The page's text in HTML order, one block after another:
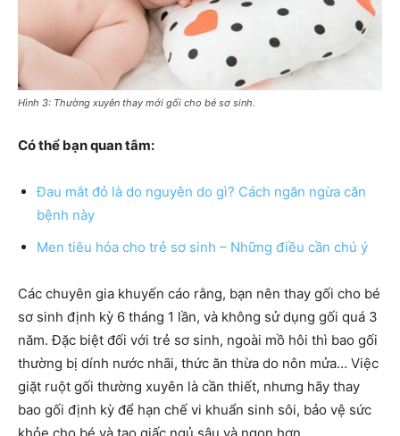
Hình 3: Thường xuyên thay mới gối cho bé sơ sinh.
Có thể bạn quan tâm:
Đau mắt đỏ là do nguyên do gì? Cách ngăn ngừa căn
bệnh này
Men tiêu hóa cho trẻ sơ sinh – Những điều cần chú ý
Các chuyên gia khuyến cáo rằng, bạn nên thay gối cho bé
sơ sinh định kỳ 6 tháng 1 lần, và không sử dụng gối quá 3
năm. Đặc biệt đối với trẻ sơ sinh, ngoài mồ hôi thì bao gối
thường bị dính nước nhãi, thức ăn thừa do nôn mửa… Việc
giặt ruột gối thường xuyên là cần thiết, nhưng hãy thay
bao gối định kỳ để hạn chế vi khuẩn sinh sôi, bảo vệ sức